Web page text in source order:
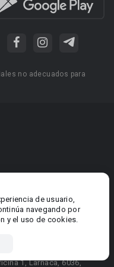
de usuario,
navegando por
y el uso de cookies.
no adecuados para
1, Larnaca, 6036,